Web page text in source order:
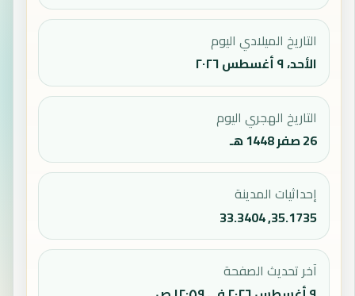
التاريخ الميلادي اليوم
الأحد، ٩ أغسطس ٢٠٢٦
التاريخ الهجري اليوم
26 صفر 1448 هـ
إحداثيات المدينة
35.1735, 33.3404
آخر تحديث الصفحة